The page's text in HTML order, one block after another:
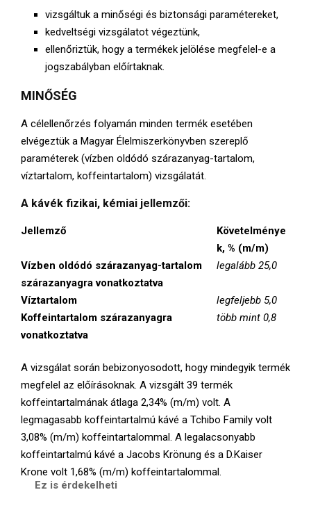
vizsgáltuk a minőségi és biztonsági paramétereket,
kedveltségi vizsgálatot végeztünk,
ellenőriztük, hogy a termékek jelölése megfelel-e a
jogszabályban előírtaknak.
MINŐSÉG
A célellenőrzés folyamán minden termék esetében
elvégeztük a Magyar Élelmiszerkönyvben szereplő
paraméterek (vízben oldódó szárazanyag-tartalom,
víztartalom, koffeintartalom) vizsgálatát.
A kávék fizikai, kémiai jellemzői:
Jellemző
Követelménye
k, % (m/m)
Vízben oldódó szárazanyag-tartalom
szárazanyagra vonatkoztatva
legalább 25,0
Víztartalom
legfeljebb 5,0
Koffeintartalom szárazanyagra
vonatkoztatva
több mint 0,8
A vizsgálat során bebizonyosodott, hogy mindegyik termék
megfelel az előírásoknak. A vizsgált 39 termék
koffeintartalmának átlaga 2,34% (m/m) volt. A
legmagasabb koffeintartalmú kávé a Tchibo Family volt
3,08% (m/m) koffeintartalommal. A legalacsonyabb
koffeintartalmú kávé a Jacobs Krönung és a D.Kaiser
Krone volt 1,68% (m/m) koffeintartalommal.
Ez is érdekelheti